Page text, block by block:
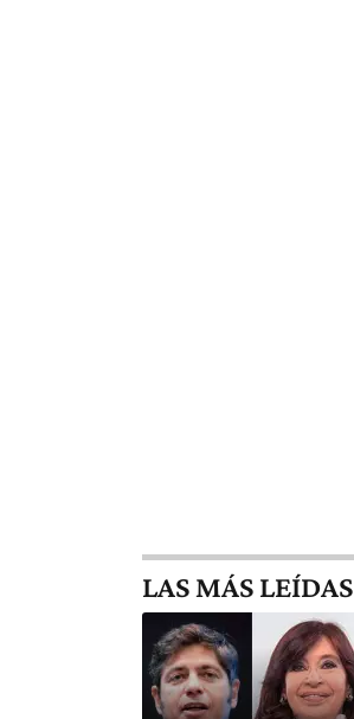
LAS MÁS LEÍDAS